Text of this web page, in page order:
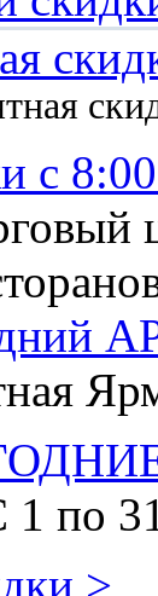
с
1 по
>